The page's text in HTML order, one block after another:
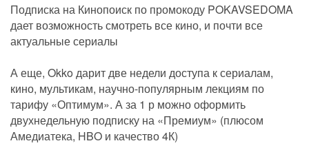
Подписка на Кинопоиск по промокоду POKAVSEDOMA
дает возможность смотреть все кино, и почти все
актуальные сериалы
А еще, Okko дарит две недели доступа к сериалам,
кино, мультикам, научно-популярным лекциям по
тарифу «Оптимум». А за 1 р можно оформить
двухнедельную подписку на «Премиум» (плюсом
Амедиатека, HBO и качество 4К)